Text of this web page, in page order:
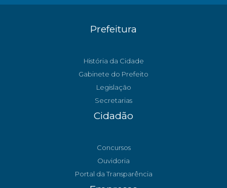
Prefeitura
História da Cidade
Gabinete do Prefeito
Legislação
Secretarias
Cidadão
Concursos
Ouvidoria
Portal da Transparência